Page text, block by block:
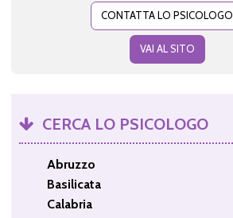
CONTATTA LO PSICOLOGO
VAI AL SITO
CERCA LO PSICOLOGO
Abruzzo
Basilicata
Calabria